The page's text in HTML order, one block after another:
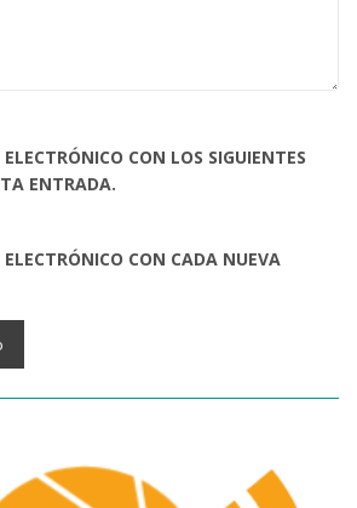
ELECTRÓNICO CON LOS SIGUIENTES
ENTRADA.
ELECTRÓNICO CON CADA NUEVA